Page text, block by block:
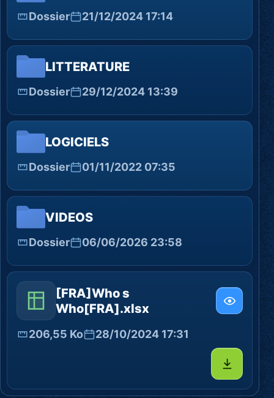
Dossier 21/12/2024 17:14
LITTERATURE
Dossier 29/12/2024 13:39
LOGICIELS
Dossier 01/11/2022 07:35
VIDEOS
Dossier 06/06/2026 23:58
[FRA]Who s
Who[FRA].xlsx
206,55 Ko 28/10/2024 17:31